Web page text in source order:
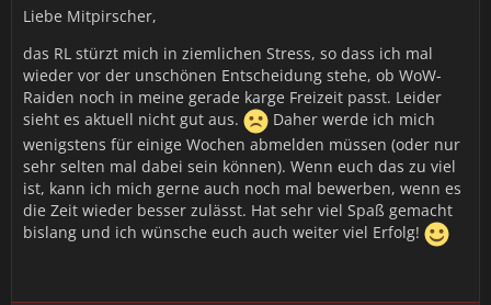
Liebe Mitpirscher,
das RL stürzt mich in ziemlichen Stress, so dass ich mal
wieder vor der unschönen Entscheidung stehe, ob WoW-
Raiden noch in meine gerade karge Freizeit passt. Leider
sieht es aktuell nicht gut aus.
Daher werde ich mich
wenigstens für einige Wochen abmelden müssen (oder nur
sehr selten mal dabei sein können). Wenn euch das zu viel
ist, kann ich mich gerne auch noch mal bewerben, wenn es
die Zeit wieder besser zulässt. Hat sehr viel Spaß gemacht
bislang und ich wünsche euch auch weiter viel Erfolg!